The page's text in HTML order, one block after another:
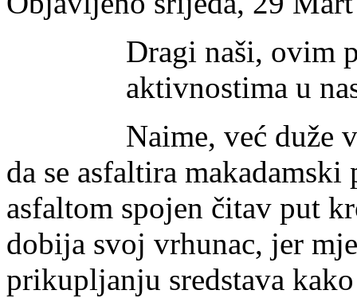
Dragi naši, ovim
aktivnostima u
Naime, već duže
da se asfaltira
asfaltom spojen čitav put
dobija svoj vrhunac, jer
prikupljanju sredstava